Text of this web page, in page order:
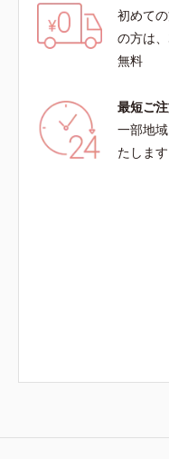
初めて
の方は
無料
最短ご
一部地
たします